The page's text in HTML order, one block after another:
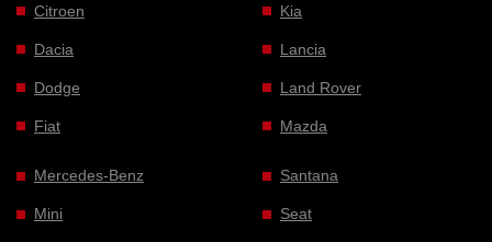
Citroen
Dacia
Dodge
Fiat
Kia
Lancia
Land Rover
Mazda
Mercedes-Benz
Mini
Santana
Seat